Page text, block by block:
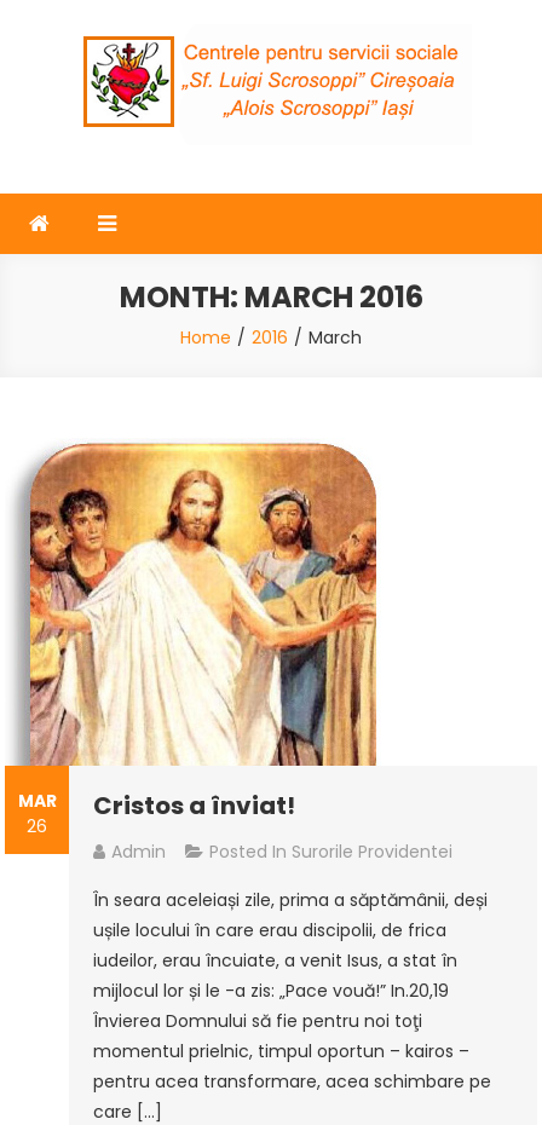
MONTH: MARCH 2016
Home 2016 March
MAR
26
Cristos a înviat!
Admin Posted In Surorile Providentei
În seara aceleiași zile, prima a săptămânii, deși
ușile locului în care erau discipolii, de frica
iudeilor, erau încuiate, a venit Isus, a stat în
mijlocul lor și le -a zis: „Pace vouă!” In.20,19
Învierea Domnului să fie pentru noi toţi
momentul prielnic, timpul oportun – kairos –
pentru acea transformare, acea schimbare pe
care […]